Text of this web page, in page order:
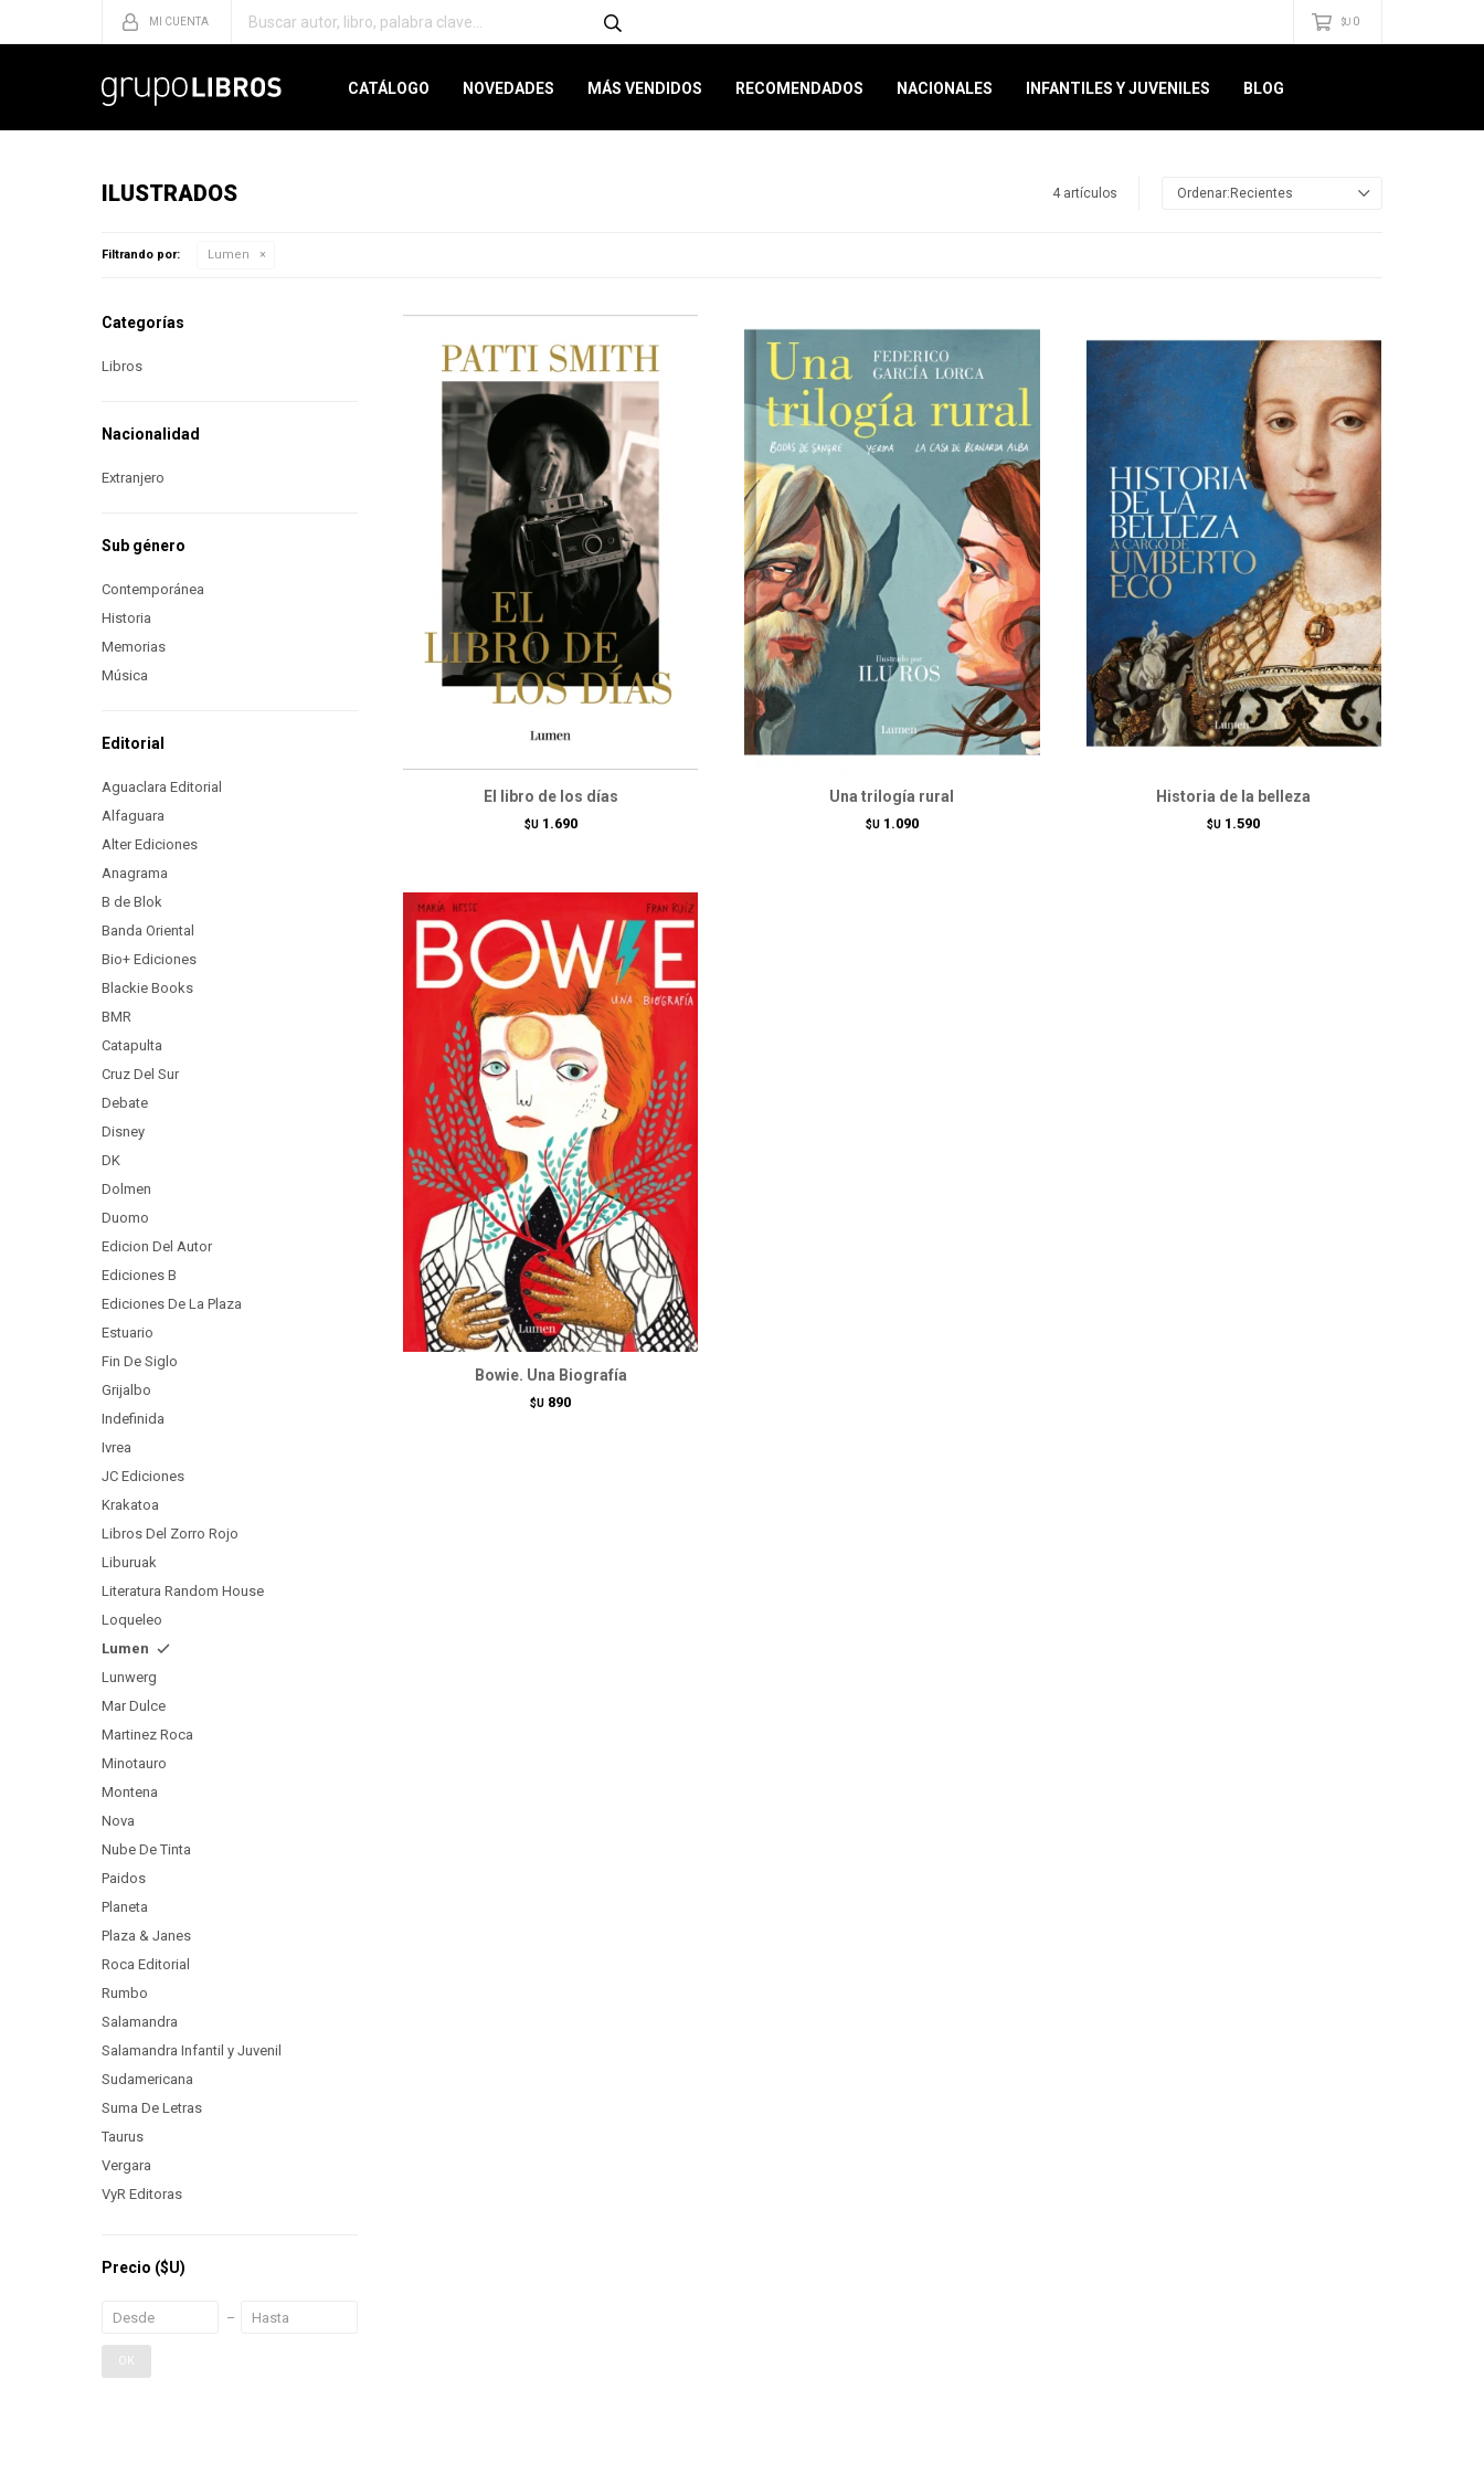
CATÁLOGO NOVEDADES MÁS VENDIDOS RECOMENDADOS NACIONALES INFANTILES Y JUVENILES BLOG
$U 0
ILUSTRADOS 4 artículos Recientes
Filtrando por: Lumen
El libro de los días
$U 1.690
Una trilogía rural
$U 1.090
Historia de la belleza
$U 1.590
Bowie. Una Biografía
$U 890
Categorías
Libros
Nacionalidad
Extranjero
Sub género
Contemporánea
Historia
Memorias
Música
Editorial
Aguaclara Editorial
Alfaguara
Alter Ediciones
Anagrama
B de Blok
Banda Oriental
Bio+ Ediciones
Blackie Books
BMR
Catapulta
Cruz Del Sur
Debate
Disney
DK
Dolmen
Duomo
Edicion Del Autor
Ediciones B
Ediciones De La Plaza
Estuario
Fin De Siglo
Grijalbo
Indefinida
Ivrea
JC Ediciones
Krakatoa
Libros Del Zorro Rojo
Liburuak
Literatura Random House
Loqueleo
Lumen
Lunwerg
Mar Dulce
Martinez Roca
Minotauro
Montena
Nova
Nube De Tinta
Paidos
Planeta
Plaza & Janes
Roca Editorial
Rumbo
Salamandra
Salamandra Infantil y Juvenil
Sudamericana
Suma De Letras
Taurus
Vergara
VyR Editoras
Precio ($U)
OK